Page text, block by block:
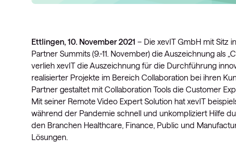
Ettlingen, 10. November 2021 – Die xevIT GmbH mit Sitz
Partner Summits (9.-11. November) die Auszeichnung als
verlieh xevIT die Auszeichnung für die Durchführung
realisierter Projekte im Bereich Collaboration bei ihren
Partner gestaltet mit Collaboration Tools die Customer
Mit seiner Remote Video Expert Solution hat xevIT
während der Pandemie schnell und unkompliziert Hilfe
den Branchen Healthcare, Finance, Public und
Lösungen.